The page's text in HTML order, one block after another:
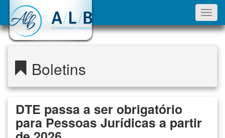
Boletins
DTE passa a ser obrigatório
para Pessoas Jurídicas a partir